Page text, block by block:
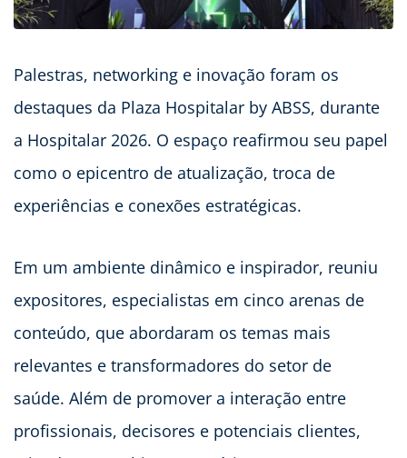
Palestras, networking e inovação foram os
destaques da Plaza Hospitalar by ABSS, durante
a Hospitalar 2026. O espaço reafirmou seu papel
como o epicentro de atualização, troca de
experiências e conexões estratégicas.
Em um ambiente dinâmico e inspirador, reuniu
expositores, especialistas em cinco arenas de
conteúdo, que abordaram os temas mais
relevantes e transformadores do setor de
saúde. Além de promover a interação entre
profissionais, decisores e potenciais clientes,